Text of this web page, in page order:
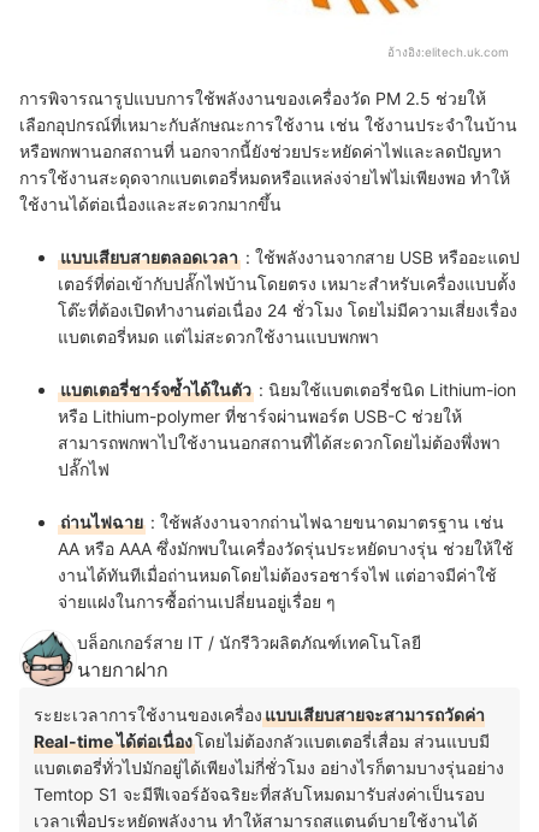
อ้างอิง:elitech.uk.com
การพิจารณารูปแบบการใช้พลังงานของเครื่องวัด PM 2.5 ช่วยให้
เลือกอุปกรณ์ที่เหมาะกับลักษณะการใช้งาน เช่น ใช้งานประจำในบ้าน
หรือพกพานอกสถานที่ นอกจากนี้ยังช่วยประหยัดค่าไฟและลดปัญหา
การใช้งานสะดุดจากแบตเตอรี่หมดหรือแหล่งจ่ายไฟไม่เพียงพอ ทำให้
ใช้งานได้ต่อเนื่องและสะดวกมากขึ้น
แบบเสียบสายตลอดเวลา : ใช้พลังงานจากสาย USB หรืออะแดป
เตอร์ที่ต่อเข้ากับปลั๊กไฟบ้านโดยตรง เหมาะสำหรับเครื่องแบบตั้ง
โต๊ะที่ต้องเปิดทำงานต่อเนื่อง 24 ชั่วโมง โดยไม่มีความเสี่ยงเรื่อง
แบตเตอรี่หมด แต่ไม่สะดวกใช้งานแบบพกพา
แบตเตอรี่ชาร์จซ้ำได้ในตัว : นิยมใช้แบตเตอรี่ชนิด Lithium-ion
หรือ Lithium-polymer ที่ชาร์จผ่านพอร์ต USB-C ช่วยให้
สามารถพกพาไปใช้งานนอกสถานที่ได้สะดวกโดยไม่ต้องพึ่งพา
ปลั๊กไฟ
ถ่านไฟฉาย : ใช้พลังงานจากถ่านไฟฉายขนาดมาตรฐาน เช่น
AA หรือ AAA ซึ่งมักพบในเครื่องวัดรุ่นประหยัดบางรุ่น ช่วยให้ใช้
งานได้ทันทีเมื่อถ่านหมดโดยไม่ต้องรอชาร์จไฟ แต่อาจมีค่าใช้
จ่ายแฝงในการซื้อถ่านเปลี่ยนอยู่เรื่อย ๆ
บล็อกเกอร์สาย IT / นักรีวิวผลิตภัณฑ์เทคโนโลยี
นายกาฝาก
ระยะเวลาการใช้งานของเครื่องแบบเสียบสายจะสามารถวัดค่า
Real-time ได้ต่อเนื่องโดยไม่ต้องกลัวแบตเตอรี่เสื่อม ส่วนแบบมี
แบตเตอรี่ทั่วไปมักอยู่ได้เพียงไม่กี่ชั่วโมง อย่างไรก็ตามบางรุ่นอย่าง
Temtop S1 จะมีฟีเจอร์อัจฉริยะที่สลับโหมดมารับส่งค่าเป็นรอบ
เวลาเพื่อประหยัดพลังงาน ทำให้สามารถสแตนด์บายใช้งานได้